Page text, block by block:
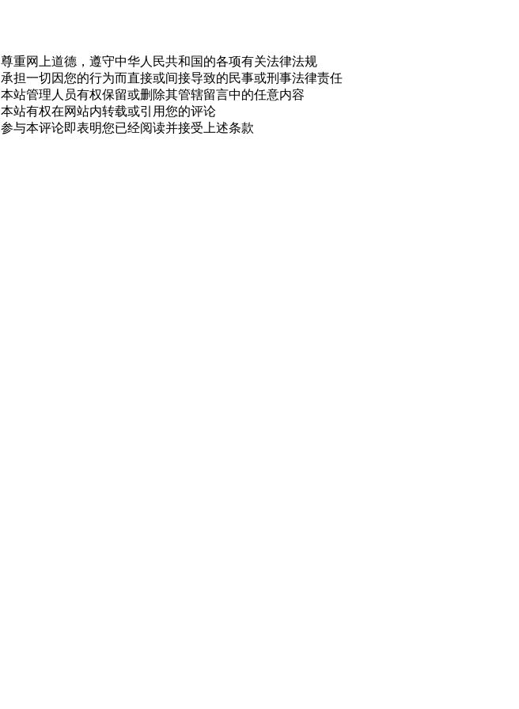
尊重网上道德，遵守中华人民共和国的各项有关法律法规
承担一切因您的行为而直接或间接导致的民事或刑事法律责任
本站管理人员有权保留或删除其管辖留言中的任意内容
本站有权在网站内转载或引用您的评论
参与本评论即表明您已经阅读并接受上述条款